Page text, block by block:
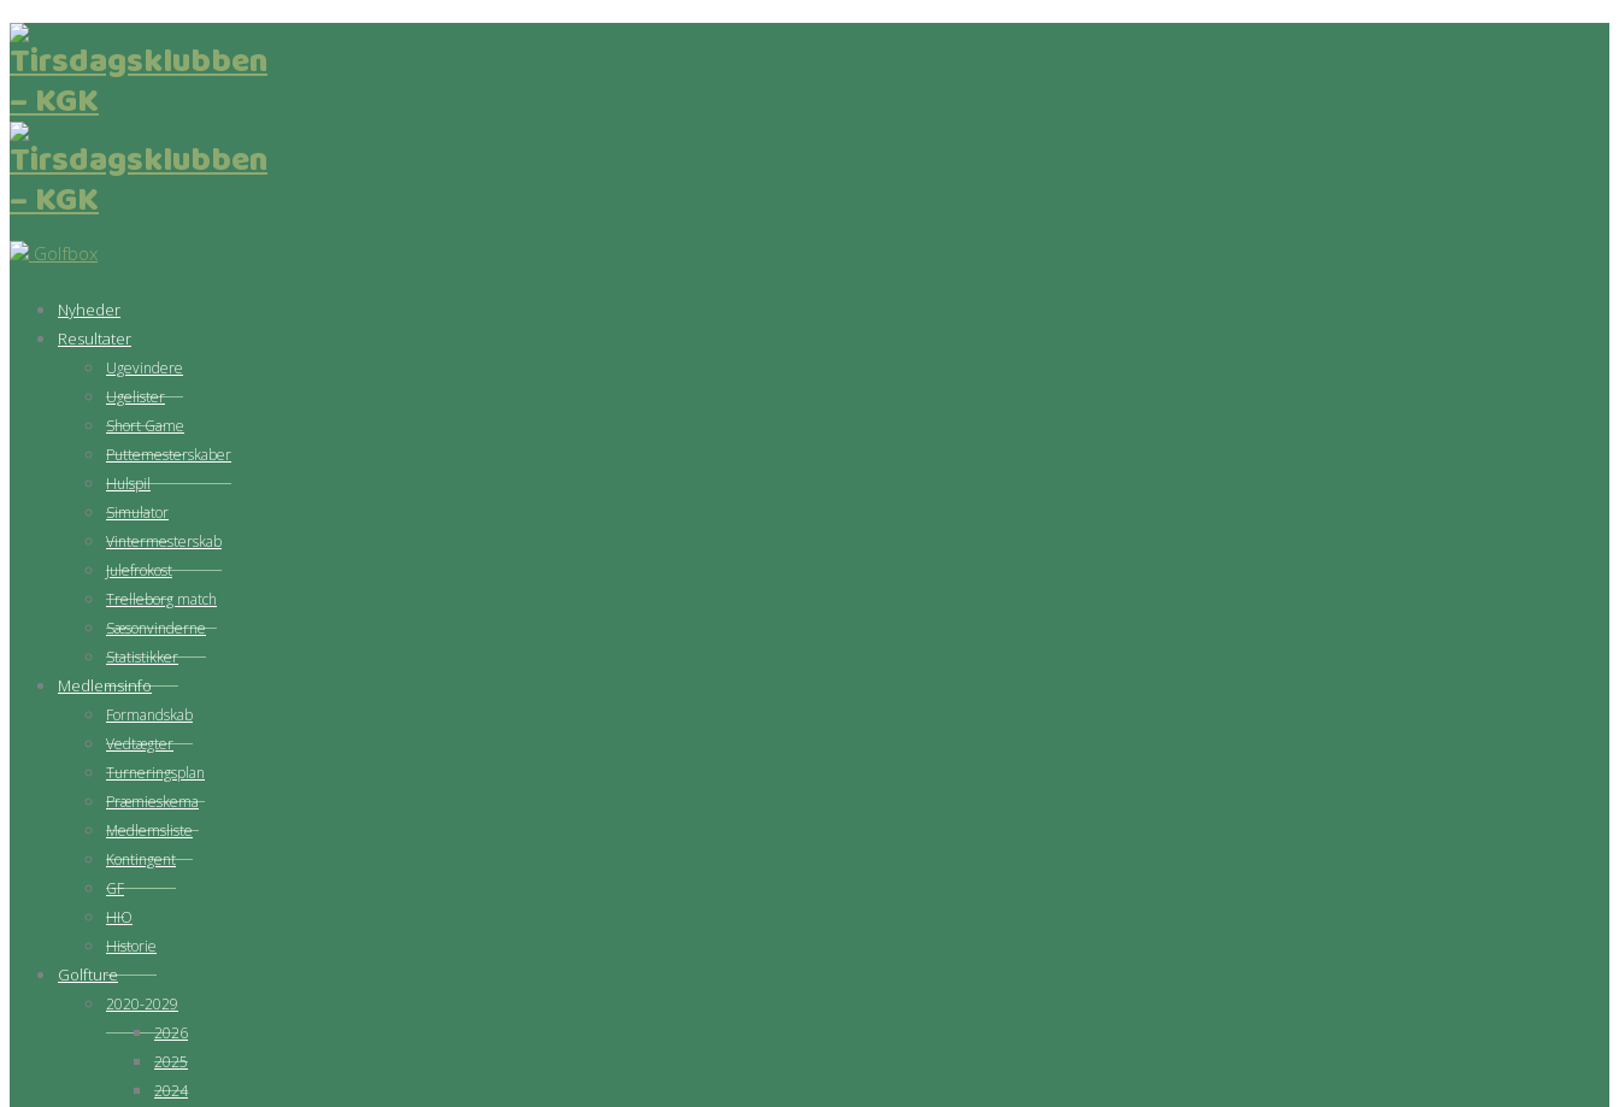
Golfbox
Nyheder
Resultater
Ugevindere
Ugelister
Short Game
Puttemesterskaber
Hulspil
Simulator
Vintermesterskab
Julefrokost
Trelleborg match
Sæsonvinderne
Statistikker
Medlemsinfo
Formandskab
Vedtægter
Turneringsplan
Præmieskema
Medlemsliste
Kontingent
GF
HIO
Historie
Golfture
2020-2029
2026
2025
2024